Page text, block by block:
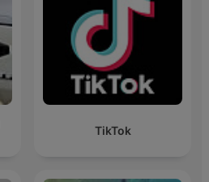
TikTok